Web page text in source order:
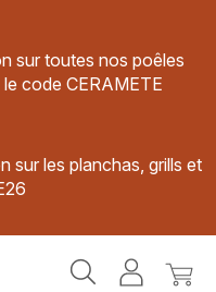
sur toutes nos poêles
code CERAMETE
sur les planchas, grills et
MonMon